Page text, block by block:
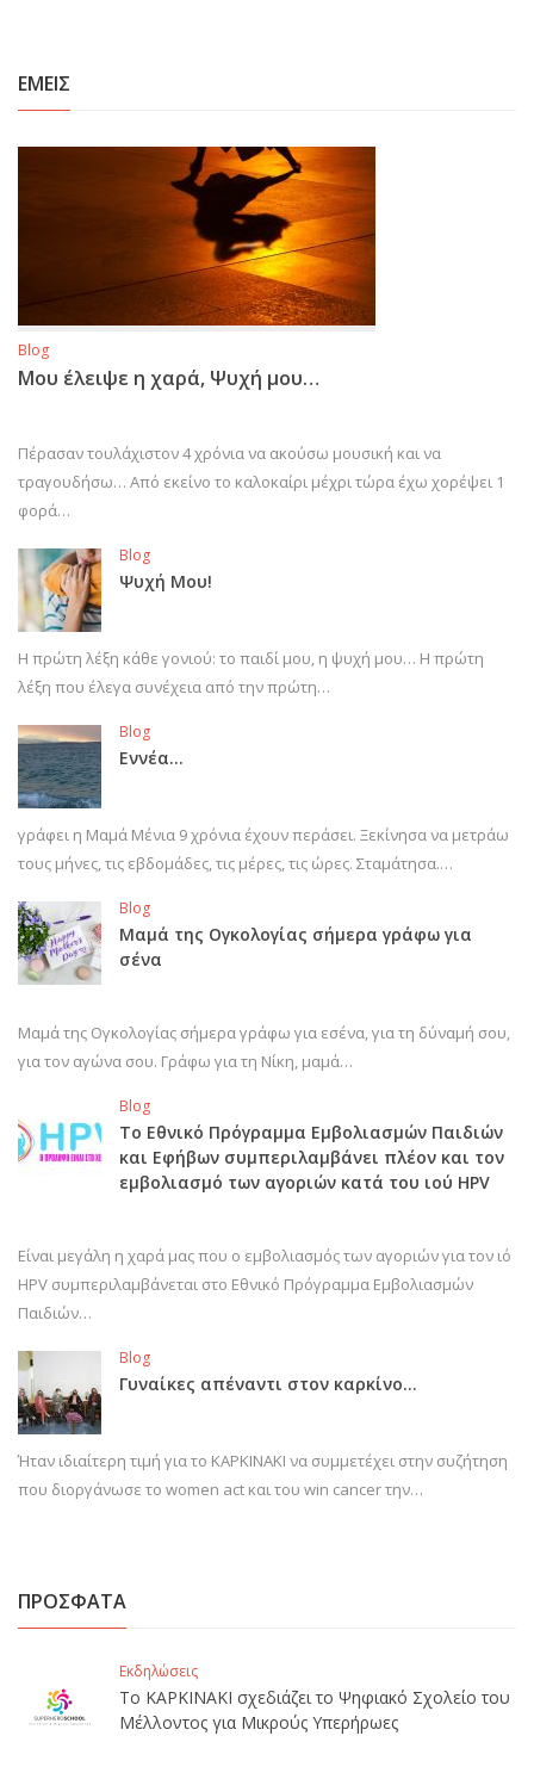
ΕΜΕΙΣ
Blog
Μου έλειψε η χαρά, Ψυχή μου…
Πέρασαν τουλάχιστον 4 χρόνια να ακούσω μουσική και να
τραγουδήσω… Από εκείνο το καλοκαίρι μέχρι τώρα έχω χορέψει 1
φορά…
Blog
Ψυχή Μου!
Η πρώτη λέξη κάθε γονιού: το παιδί μου, η ψυχή μου… Η πρώτη
λέξη που έλεγα συνέχεια από την πρώτη…
Blog
Εννέα…
γράφει η Μαμά Μένια 9 χρόνια έχουν περάσει. Ξεκίνησα να μετράω
τους μήνες, τις εβδομάδες, τις μέρες, τις ώρες. Σταμάτησα.…
Blog
Μαμά της Ογκολογίας σήμερα γράφω για
σένα
Μαμά της Ογκολογίας σήμερα γράφω για εσένα, για τη δύναμή σου,
για τον αγώνα σου. Γράφω για τη Νίκη, μαμά…
Blog
Το Εθνικό Πρόγραμμα Εμβολιασμών Παιδιών
και Εφήβων συμπεριλαμβάνει πλέον και τον
εμβολιασμό των αγοριών κατά του ιού HPV
Είναι μεγάλη η χαρά μας που ο εμβολιασμός των αγοριών για τον ιό
HPV συμπεριλαμβάνεται στο Εθνικό Πρόγραμμα Εμβολιασμών
Παιδιών…
Blog
Γυναίκες απέναντι στον καρκίνο…
Ήταν ιδιαίτερη τιμή για το ΚΑΡΚΙΝΑΚΙ να συμμετέχει στην συζήτηση
που διοργάνωσε το women act και του win cancer την…
ΠΡΟΣΦΑΤΑ
Εκδηλώσεις
Το ΚΑΡΚΙΝΑΚΙ σχεδιάζει το Ψηφιακό Σχολείο του
Μέλλοντος για Μικρούς Υπερήρωες